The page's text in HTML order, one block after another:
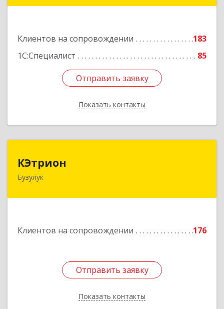
Клиентов на сопровождении
183
1С:Специалист
85
Отправить заявку
Показать контакты
Отправить заявку
Назад
КЭтрион
Бузулук
Клиентов на сопровождении 176
Отправить заявку
Показать контакты
461040, Оренбургская обл, Бузулук г, Пушкина
Отправить заявку
Назад